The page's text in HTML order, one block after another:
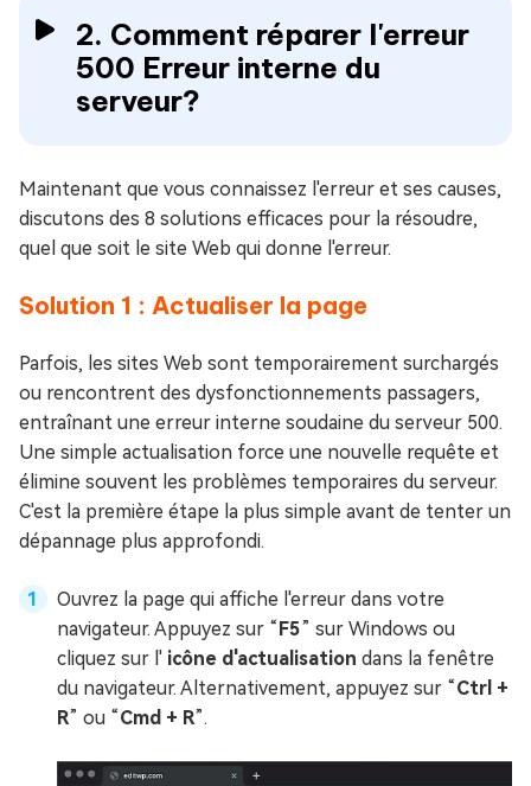
2. Comment réparer l'erreur
500 Erreur interne du
serveur?
Maintenant que vous connaissez l'erreur et ses causes,
discutons des 8 solutions efficaces pour la résoudre,
quel que soit le site Web qui donne l'erreur.
Solution 1 : Actualiser la page
Parfois, les sites Web sont temporairement surchargés
ou rencontrent des dysfonctionnements passagers,
entraînant une erreur interne soudaine du serveur 500.
Une simple actualisation force une nouvelle requête et
élimine souvent les problèmes temporaires du serveur.
C'est la première étape la plus simple avant de tenter un
dépannage plus approfondi.
Ouvrez la page qui affiche l'erreur dans votre
navigateur. Appuyez sur “ F5” sur Windows ou
cliquez sur l' icône d'actualisation dans la fenêtre
du navigateur. Alternativement, appuyez sur “Ctrl +
R” ou “Cmd + R”.